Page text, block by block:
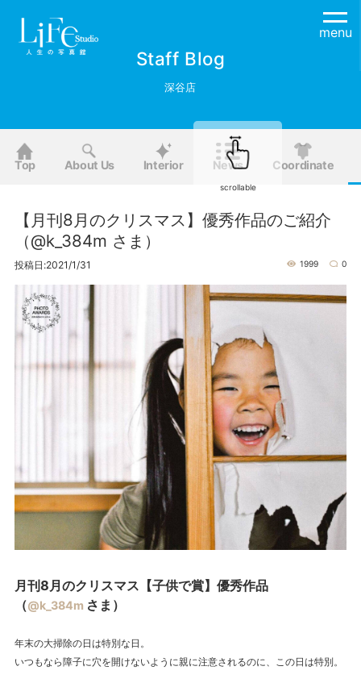
menu
Staff Blog
深谷店
Top About Us Interior News Coordinate
scrollable
【月刊8月のクリスマス】優秀作品のご紹介
（@k_384m さま ）
投稿日:2021/1/31 1999 0
月刊8月のクリスマス【子供で賞】優秀作品
（@k_384m さま）
年末の大掃除の日は特別な日。
いつもなら障子に穴を開けないように親に注意されるのに、この日は特別。